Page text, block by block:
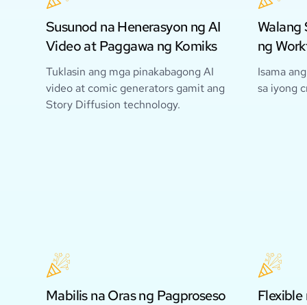
Susunod na Henerasyon ng AI
Video at Paggawa ng Komiks
Tuklasin ang mga pinakabagong AI
video at comic generators gamit ang
Story Diffusion technology.
Walang
ng
Isama
sa iyong
Mabilis na Oras ng Pagproseso